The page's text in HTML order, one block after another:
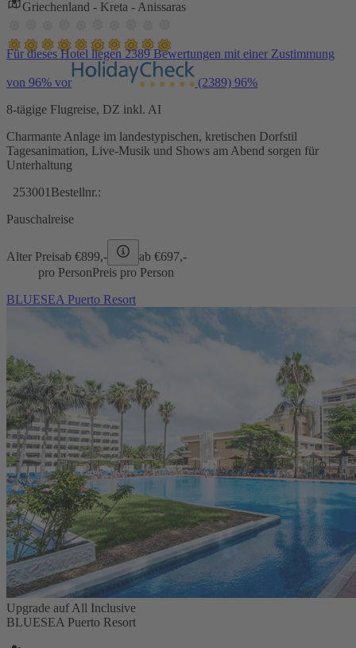
Griechenland - Kreta - Anissaras
Für dieses Hotel liegen 2389 Bewertungen mit einer Zustimmung
von 96% vor (2389) 96%
8-tägige Flugreise, DZ inkl. AI
Charmante Anlage im landestypischen, kretischen Dorfstil
Tagesanimation, Live-Musik und Shows am Abend sorgen für
Unterhaltung
253001 Bestellnr.:
Pauschalreise
Alter Preisab €899,- ab €697,-
pro PersonPreis pro Person
BLUESEA Puerto Resort
Upgrade auf All Inclusive
BLUESEA Puerto Resort